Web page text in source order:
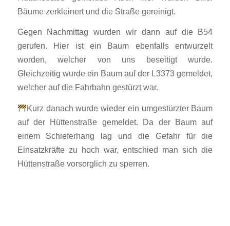
Bäume zerkleinert und die Straße gereinigt.
Gegen Nachmittag wurden wir dann auf die B54
gerufen. Hier ist ein Baum ebenfalls entwurzelt
worden, welcher von uns beseitigt wurde.
Gleichzeitig wurde ein Baum auf der L3373 gemeldet,
welcher auf die Fahrbahn gestürzt war.
Kurz danach wurde wieder ein umgestürzter Baum
auf der Hüttenstraße gemeldet. Da der Baum auf
einem Schieferhang lag und die Gefahr für die
Einsatzkräfte zu hoch war, entschied man sich die
Hüttenstraße vorsorglich zu sperren.